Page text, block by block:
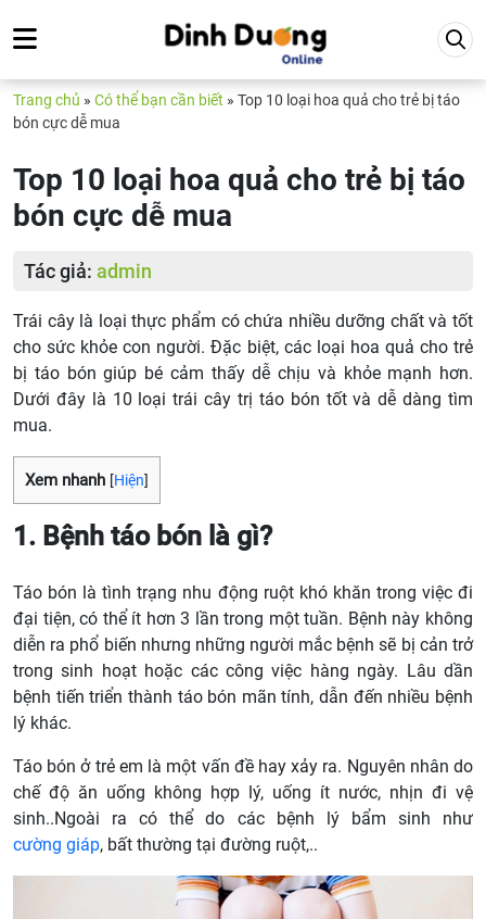
Trang chủ » Có thể bạn cần biết » Top 10 loại hoa quả cho trẻ bị táo
bón cực dễ mua
Top 10 loại hoa quả cho trẻ bị táo
bón cực dễ mua
Tác giả: admin
Trái cây là loại thực phẩm có chứa nhiều dưỡng chất và tốt
cho sức khỏe con người. Đặc biệt, các loại hoa quả cho trẻ
bị táo bón giúp bé cảm thấy dễ chịu và khỏe mạnh hơn.
Dưới đây là 10 loại trái cây trị táo bón tốt và dễ dàng tìm
mua.
Xem nhanh [Hiện]
1. Bệnh táo bón là gì?
Táo bón là tình trạng nhu động ruột khó khăn trong việc đi
đại tiện, có thể ít hơn 3 lần trong một tuần. Bệnh này không
diễn ra phổ biến nhưng những người mắc bệnh sẽ bị cản trở
trong sinh hoạt hoặc các công việc hàng ngày. Lâu dần
bệnh tiến triển thành táo bón mãn tính, dẫn đến nhiều bệnh
lý khác.
Táo bón ở trẻ em là một vấn đề hay xảy ra. Nguyên nhân do
chế độ ăn uống không hợp lý, uống ít nước, nhịn đi vệ
sinh..Ngoài ra có thể do các bệnh lý bẩm sinh như
cường giáp, bất thường tại đường ruột,..